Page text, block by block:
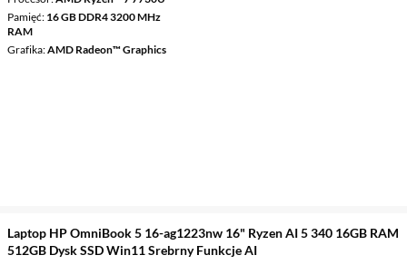
Pamięć 16 GB DDR4 3200 MHz
RAM
Grafika AMD Radeon™ Graphics
Laptop HP OmniBook 5 16-ag1223nw 16" Ryzen AI 5 340 16GB RAM
512GB Dysk SSD Win11 Srebrny Funkcje AI